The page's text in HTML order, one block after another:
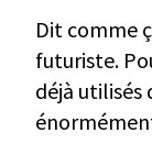
Dit comme
futuriste.
déjà